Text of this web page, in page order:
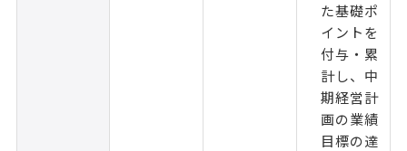
た基礎ポ
イントを
付与・累
計し、中
期経営計
画の業績
目標の達